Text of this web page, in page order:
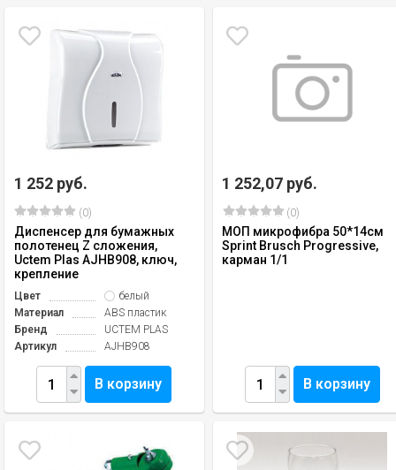
1 252 руб.
(0)
Диспенсер для бумажных
полотенец Z сложения,
Uctem Plas AJHB908, ключ,
крепление
Цвет
белый
Материал
ABS пластик
Бренд
UCTEM PLAS
Артикул
AJHB908
В корзину
1 252,07 руб.
(0)
МОП микрофибра 50*14см
Sprint Brusch Progressive,
карман 1/1
В корзину